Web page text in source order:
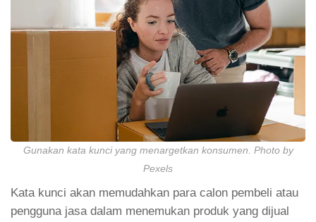
Gunakan kata kunci yang menargetkan konsumen. Photo by
Pexels
Kata kunci akan memudahkan para calon pembeli atau
pengguna jasa dalam menemukan produk yang dijual